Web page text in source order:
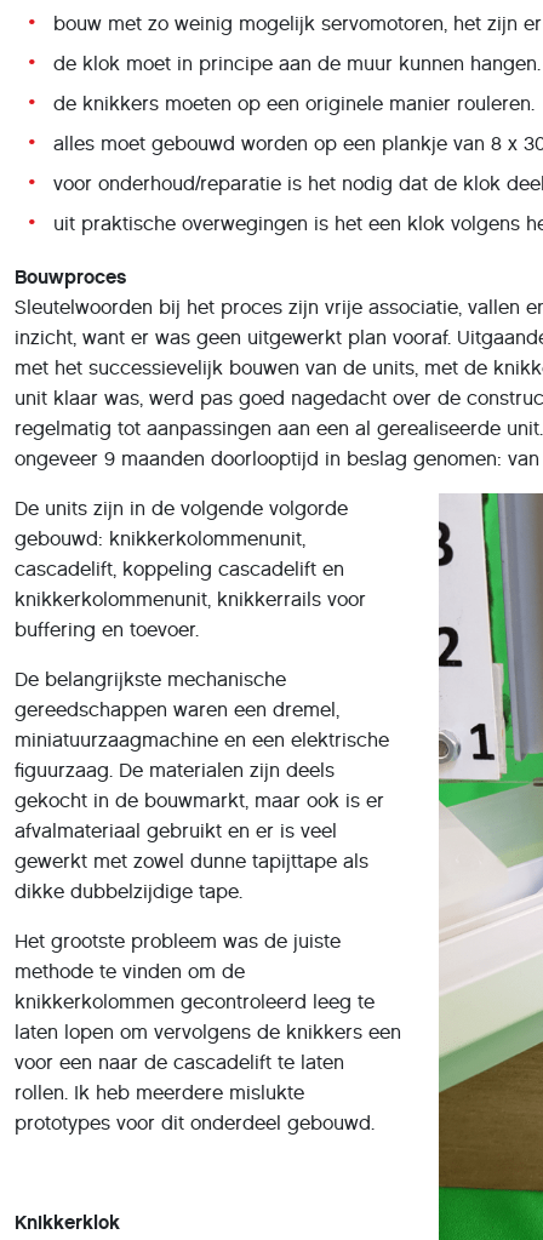
bouw met zo weinig mogelijk servomotoren, het zijn
de klok moet in principe aan de muur kunnen hangen.
de knikkers moeten op een originele manier rouleren.
alles moet gebouwd worden op een plankje van 8 x
voor onderhoud/reparatie is het nodig dat de klok
uit praktische overwegingen is het een klok volgens
Bouwproces
Sleutelwoorden bij het proces zijn vrije associatie, vallen
inzicht, want er was geen uitgewerkt plan vooraf.
met het successievelijk bouwen van de units, met de
unit klaar was, werd pas goed nagedacht over de
regelmatig tot aanpassingen aan een al gerealiseerde
ongeveer 9 maanden doorlooptijd in beslag genomen:
De units zijn in de volgende volgorde
gebouwd: knikkerkolommenunit,
cascadelift, koppeling cascadelift en
knikkerkolommenunit, knikkerrails voor
buffering en toevoer.
De belangrijkste mechanische
gereedschappen waren een dremel,
miniatuurzaagmachine en een elektrische
figuurzaag. De materialen zijn deels
gekocht in de bouwmarkt, maar ook is er
afvalmateriaal gebruikt en er is veel
gewerkt met zowel dunne tapijttape als
dikke dubbelzijdige tape.
Het grootste probleem was de juiste
methode te vinden om de
knikkerkolommen gecontroleerd leeg te
laten lopen om vervolgens de knikkers een
voor een naar de cascadelift te laten
rollen. Ik heb meerdere mislukte
prototypes voor dit onderdeel gebouwd.
Knikkerklok